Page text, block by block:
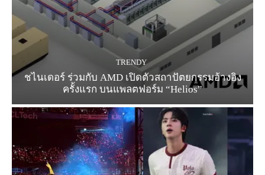
TRENDY
ชไนเดอร์ ร่วมกับ AMD เปิดตัวสถาปัตยกรรมอ้างอิง
ครั้งแรก บนแพลตฟอร์ม “Helios”